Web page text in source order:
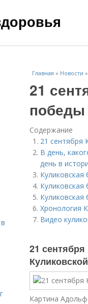
Главная » Новости »
21
победы
Содержание
21 сентября
В день,
день в
Куликовская
Куликовская
Куликовская
Хронология
Видео
21
Картина